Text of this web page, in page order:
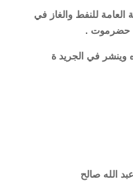
العامة للنفط والغاز في
وينشر في الجريد ة
الله صالح